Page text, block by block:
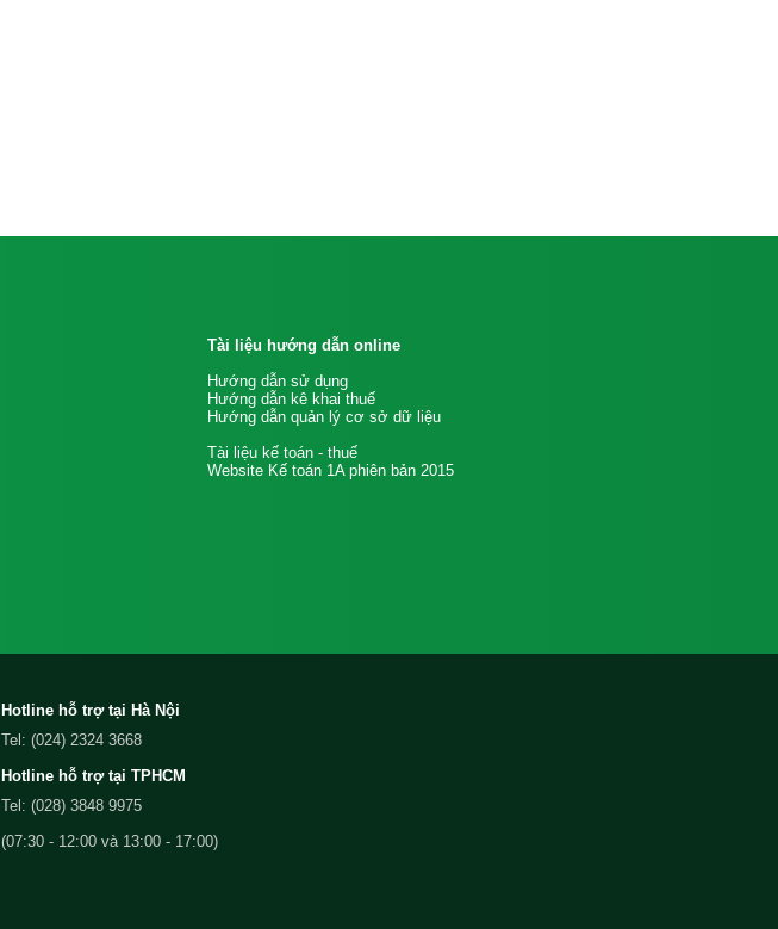
Tài liệu hướng dẫn online
Hướng dẫn sử dụng
Hướng dẫn kê khai thuế
Hướng dẫn quản lý cơ sở dữ liệu
Tài liệu kế toán - thuế
Website Kế toán 1A phiên bản 2015
Hotline hỗ trợ tại Hà Nội
Tel: (024) 2324 3668
Hotline hỗ trợ tại TPHCM
Tel: (028) 3848 9975
(07:30 - 12:00 và 13:00 - 17:00)